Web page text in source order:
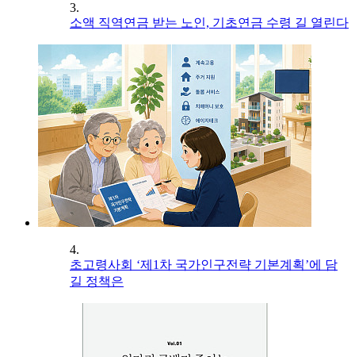
3.
소액 직역연금 받는 노인, 기초연금 수령 길 열린다
4.
초고령사회 ‘제1차 국가인구전략 기본계획’에 담
길 정책은